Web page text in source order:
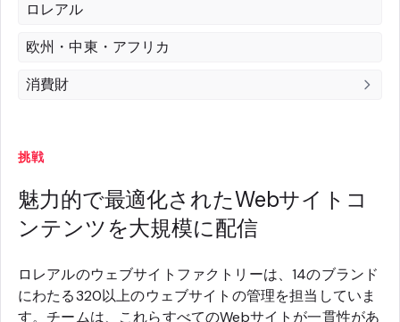
ロレアル
欧州・中東・アフリカ
消費財
挑戦
魅力的で最適化されたWebサイトコ
ンテンツを大規模に配信
ロレアルのウェブサイトファクトリーは、14のブランド
にわたる320以上のウェブサイトの管理を担当していま
す。チームは、これらすべてのWebサイトが一貫性があ